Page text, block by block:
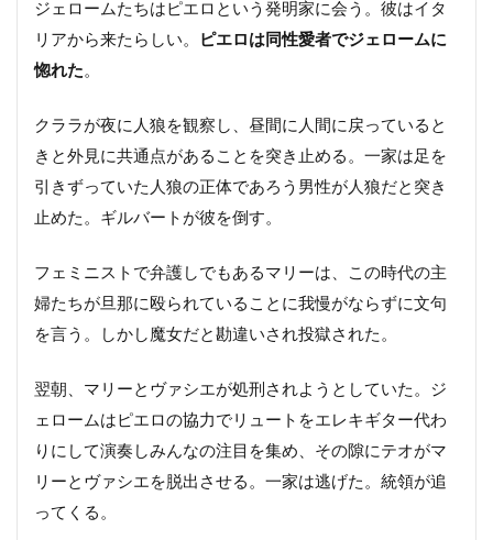
ジェロームたちはピエロという発明家に会う。彼はイタ
リアから来たらしい。
ピエロは同性愛者でジェロームに
惚れた。
クララが夜に人狼を観察し、昼間に人間に戻っていると
きと外見に共通点があることを突き止める。一家は足を
引きずっていた人狼の正体であろう男性が人狼だと突き
止めた。ギルバートが彼を倒す。
フェミニストで弁護しでもあるマリーは、この時代の主
婦たちが旦那に殴られていることに我慢がならずに文句
を言う。しかし魔女だと勘違いされ投獄された。
翌朝、マリーとヴァシエが処刑されようとしていた。ジ
ェロームはピエロの協力でリュートをエレキギター代わ
りにして演奏しみんなの注目を集め、その隙にテオがマ
リーとヴァシエを脱出させる。一家は逃げた。統領が追
ってくる。